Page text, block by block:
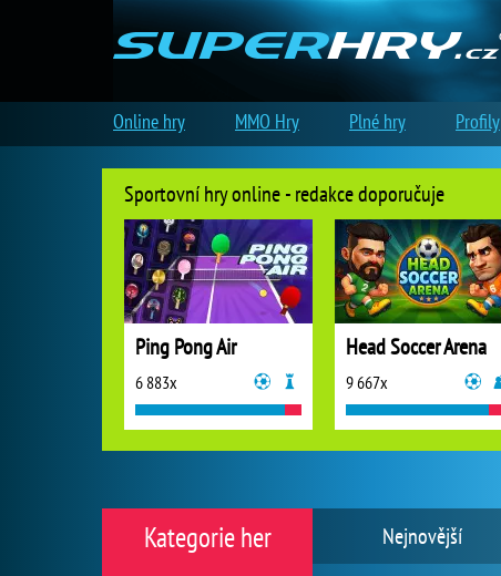
Nejnovější
Kategorie her
Sportovní hry online - redakce doporučuje
Ping Pong Air
6 883x
Head Soccer Arena
9 667x
Online hry MMO Hry Plné hry Profily